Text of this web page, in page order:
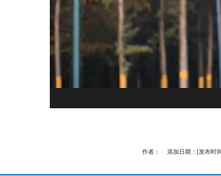
作者： 添加日期：[发布时